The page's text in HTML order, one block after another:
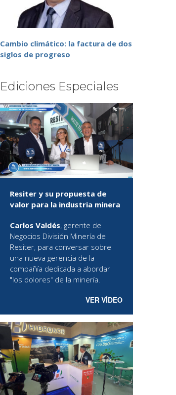
Cambio climático: la factura de dos
siglos de progreso
Ediciones Especiales
Resiter y su propuesta de
valor para la industria minera
Carlos Valdés, gerente de
Negocios División Minería de
Resiter, para conversar sobre
una nueva gerencia de la
compañía dedicada a abordar
"los dolores" de la minería.
VER VÍDEO